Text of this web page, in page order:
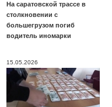
На саратовской трассе в
столкновении с
большегрузом погиб
водитель иномарки
15.05.2026